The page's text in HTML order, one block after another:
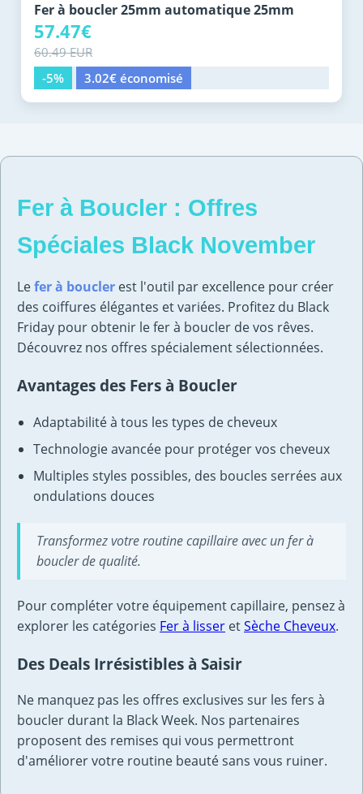
Fer à boucler 25mm automatique 25mm
57.47€
60.49 EUR
-5%
3.02€ économisé
Fer à Boucler : Offres
Spéciales Black November
Lefer à boucler est l'outil par excellence pour créer
des coiffures élégantes et variées. Profitez du Black
Friday pour obtenir le fer à boucler de vos rêves.
Découvrez nos offres spécialement sélectionnées.
Avantages des Fers à Boucler
Adaptabilité à tous les types de cheveux
Technologie avancée pour protéger vos cheveux
Multiples styles possibles, des boucles serrées aux
ondulations douces
Transformez votre routine capillaire avec un fer à
boucler de qualité.
Pour compléter votre équipement capillaire, pensez à
explorer les catégories Fer à lisser etSèche Cheveux.
Des Deals Irrésistibles à Saisir
Ne manquez pas les offres exclusives sur les fers à
boucler durant la Black Week. Nos partenaires
proposent des remises qui vous permettront
d'améliorer votre routine beauté sans vous ruiner.